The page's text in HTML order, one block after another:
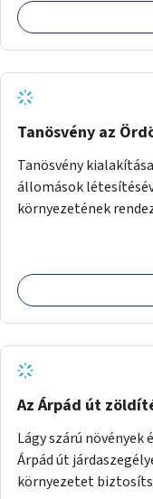
Tanösvény az
Tanösvény
állomások
környezetének
Az Árpád út
Lágy szárú növények
Árpád út
környezetet